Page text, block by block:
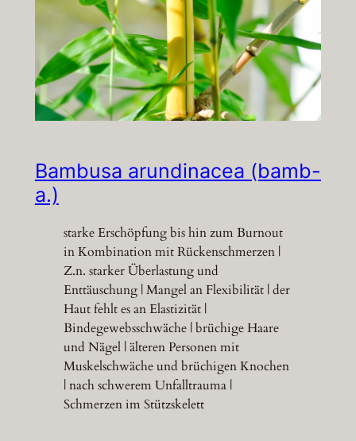
Bambusa arundinacea (bamb-
a.)
starke Erschöpfung bis hin zum Burnout
in Kombination mit Rückenschmerzen |
Z.n. starker Überlastung und
Enttäuschung | Mangel an Flexibilität | der
Haut fehlt es an Elastizität |
Bindegewebsschwäche | brüchige Haare
und Nägel | älteren Personen mit
Muskelschwäche und brüchigen Knochen
| nach schwerem Unfalltrauma |
Schmerzen im Stützskelett